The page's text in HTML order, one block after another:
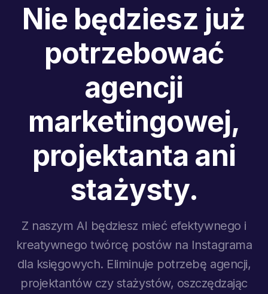
Nie będziesz już
potrzebować
agencji
marketingowej,
projektanta ani
stażysty.
Z naszym AI będziesz mieć efektywnego i
kreatywnego twórcę postów na Instagrama
dla księgowych. Eliminuje potrzebę agencji,
projektantów czy stażystów, oszczędzając